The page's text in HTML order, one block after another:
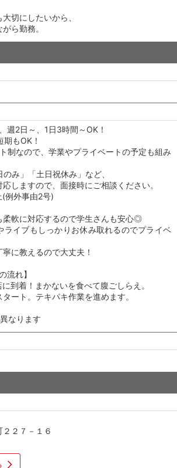
切にしたいから、
ら勤務。
週2日～、1日3時間～OK！
もOK！
制なので、学業やプライベートの予定も組み
み」「土日祝休み」など、
しますので、面接時にご相談ください。
例外事由2号)
柔軟に対応するので学生さんも安心◎
ライブもしっかりお休み取れるのでプライベ
に教えるので大丈夫！
れ】
到着！まかないを食べて腹ごしらえ。
ート。テキパキ作業を進めます。
なります
２７－１６